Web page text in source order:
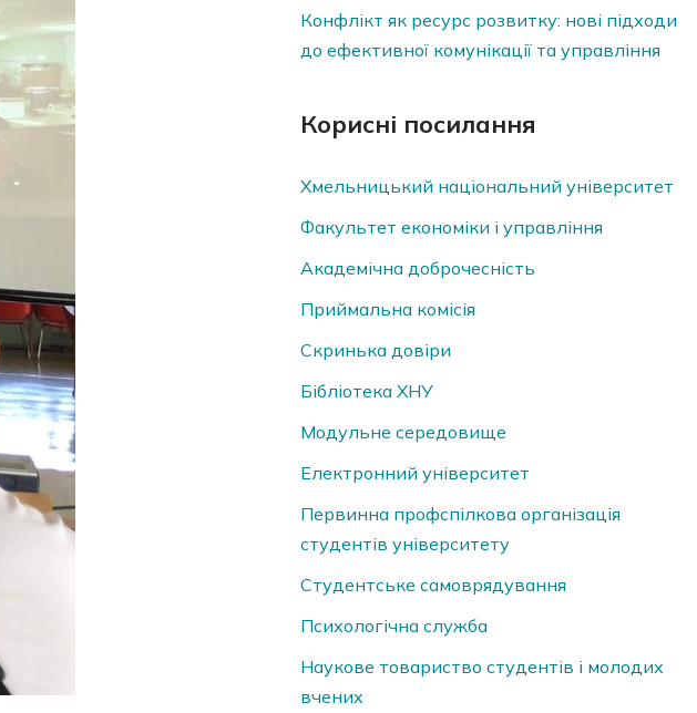
Конфлікт як ресурс розвитку: нові підходи
до ефективної комунікації та управління
Корисні посилання
Хмельницький національний університет
Факультет економіки і управління
Академічна доброчесність
Приймальна комісія
Скринька довiри
Бібліотека ХНУ
Модульне середовище
Електронний університет
Первинна профспілкова організація
студентів університету
Студентське самоврядування
Психологічна служба
Наукове товариство студентів і молодих
вчених